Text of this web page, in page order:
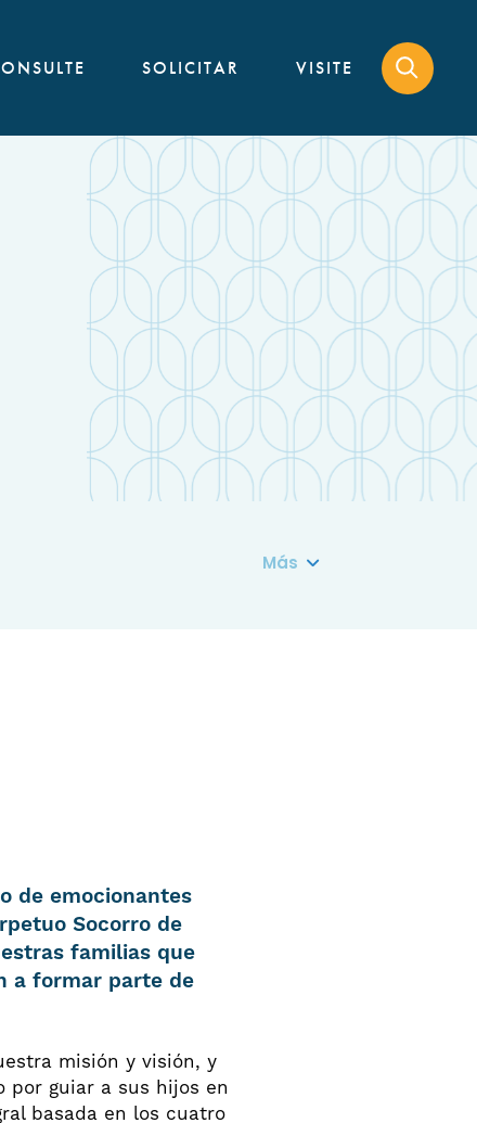
SOLICITAR VISITE
Más
de emocionantes
Socorro de
familias que
a formar parte de
misión y visión, y
por guiar a sus hijos en
basada en los cuatro